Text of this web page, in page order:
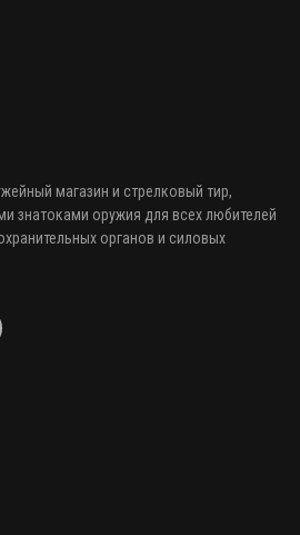
магазин и стрелковый тир,
знатоками оружия для всех любителей
органов и силовых